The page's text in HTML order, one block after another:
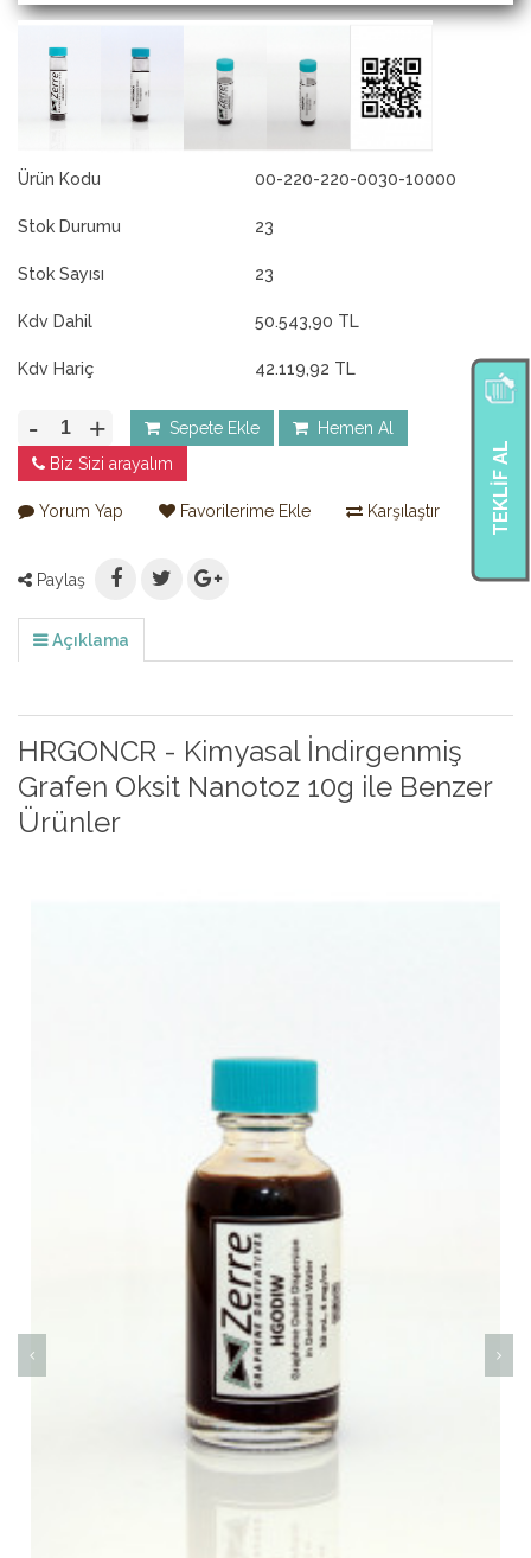
TEKLIF AL
Ürün Kodu 00-220-220-0030-10000
Stok Durumu 23
Stok Sayısı 23
Kdv Dahil 50.543,90 TL
Kdv Hariç 42.119,92 TL
- + Sepete Ekle
Hemen Al
Biz Sizi arayalım
Yorum Yap Favorilerime Ekle Karşılaştır
Paylaş
Açıklama
HRGONCR - Kimyasal İndirgenmiş
Grafen Oksit Nanotoz 10g ile Benzer
Ürünler